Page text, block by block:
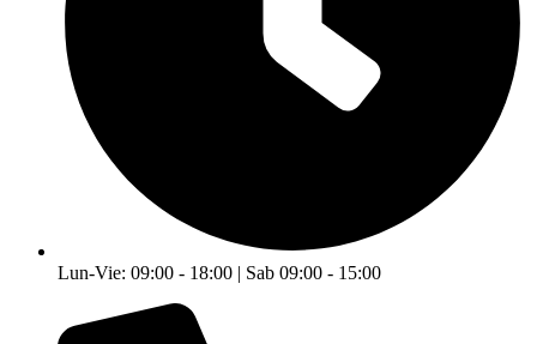
Lun-Vie: 09:00 - 18:00 | Sab 09:00 - 15:00